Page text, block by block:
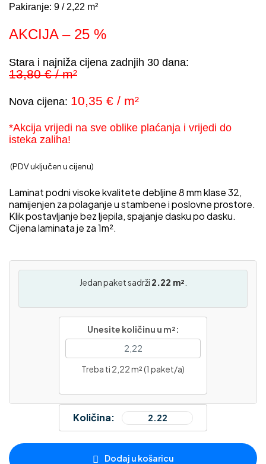
Pakiranje: 9 / 2,22 m²
AKCIJA – 25 %
Stara i najniža cijena zadnjih 30 dana:
13,80 € / m²
Nova cijena: 10,35 € / m²
*Akcija vrijedi na sve oblike plaćanja i vrijedi do
isteka zaliha!
(PDV uključen u cijenu)
Laminat podni visoke kvalitete debljine 8 mm klase 32,
namijenjen za polaganje u stambene i poslovne prostore.
Klik postavljanje bez ljepila, spajanje dasku po dasku.
Cijena laminata je za 1m².
Jedan paket sadrži 2.22 m²
Unesite količinu u m²:
Treba ti 2,22 m² (1 paket/a)
Količina:
Dodaj u košaricu